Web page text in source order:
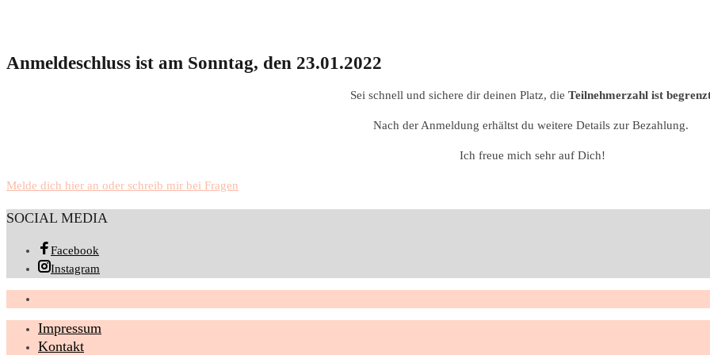
Anmeldeschluss ist am Sonntag, den 23.01.2022
Sei schnell und sichere dir deinen Platz, die Teilnehmerzahl ist
Nach der Anmeldung erhältst du weitere Details zur Bezahlung.
Ich freue mich sehr auf Dich!
Melde dich hier an oder schreib mir bei Fragen
SOCIAL MEDIA
Facebook
Instagram
Impressum
Kontakt